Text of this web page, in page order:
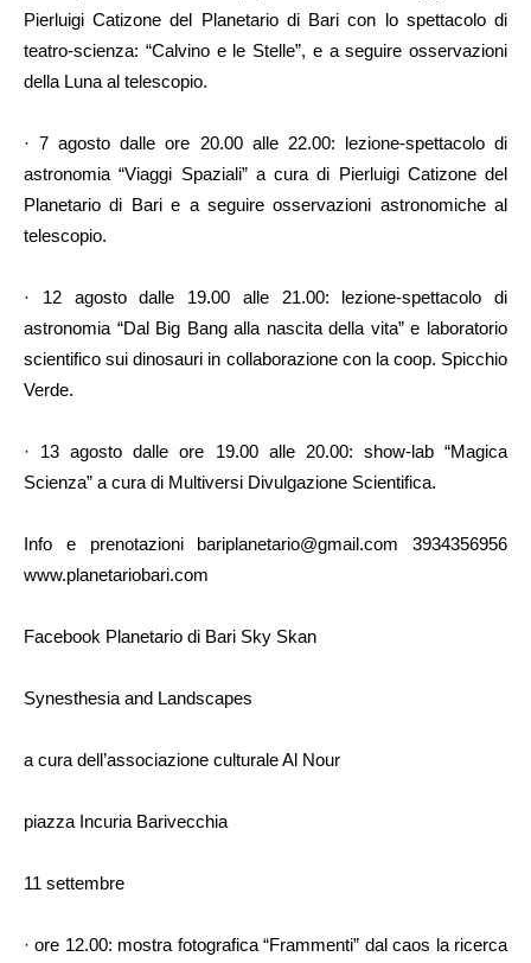
Pierluigi Catizone del Planetario di Bari con lo spettacolo di
teatro-scienza: “Calvino e le Stelle”, e a seguire osservazioni
della Luna al telescopio.
· 7 agosto dalle ore 20.00 alle 22.00: lezione-spettacolo di
astronomia “Viaggi Spaziali” a cura di Pierluigi Catizone del
Planetario di Bari e a seguire osservazioni astronomiche al
telescopio.
· 12 agosto dalle 19.00 alle 21.00: lezione-spettacolo di
astronomia “Dal Big Bang alla nascita della vita” e laboratorio
scientifico sui dinosauri in collaborazione con la coop. Spicchio
Verde.
· 13 agosto dalle ore 19.00 alle 20.00: show-lab “Magica
Scienza” a cura di Multiversi Divulgazione Scientifica.
Info e prenotazioni bariplanetario@gmail.com 3934356956
www.planetariobari.com
Facebook Planetario di Bari Sky Skan
Synesthesia and Landscapes
a cura dell’associazione culturale Al Nour
piazza Incuria Barivecchia
11 settembre
· ore 12.00: mostra fotografica “Frammenti” dal caos la ricerca